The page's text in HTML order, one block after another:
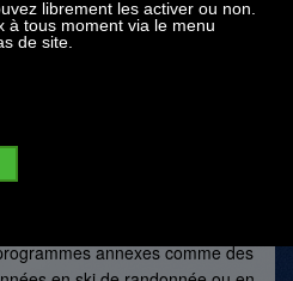
école de ski et de snowboard
School, a été créée en 2004
Alpes valaisannes. Son staff
personnel qualifié, formé,
d’enseignement de la
suisse des écoles de ski
membre. L’école propose
annexes comme des